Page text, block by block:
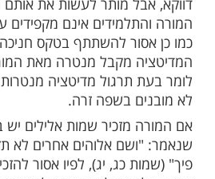
ומוחשית וממילא
מהתורה, שנאמר:
ג). חוק גויים הוא מנהג
שהתקבע אצל אחד
מחייב, ואסרה התורה
ועצמאותם הרוחנית,
ואמונתם ויזנחו את